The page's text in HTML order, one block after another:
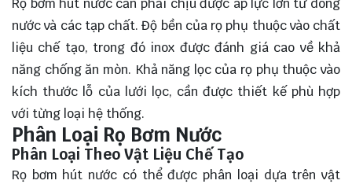
nước và các tạp chất. Độ bền của rọ phụ thuộc vào chất
liệu chế tạo, trong đó inox được đánh giá cao về khả
năng chống ăn mòn. Khả năng lọc của rọ phụ thuộc vào
kích thước lỗ của lưới lọc, cần được thiết kế phù hợp
với từng loại hệ thống.
Phân Loại Rọ Bơm Nước
Phân Loại Theo Vật Liệu Chế Tạo
Rọ bơm hút nước có thể được phân loại dựa trên vật